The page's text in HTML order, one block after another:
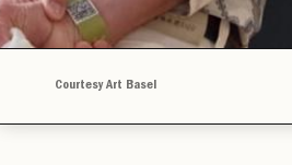
Courtesy Art Basel